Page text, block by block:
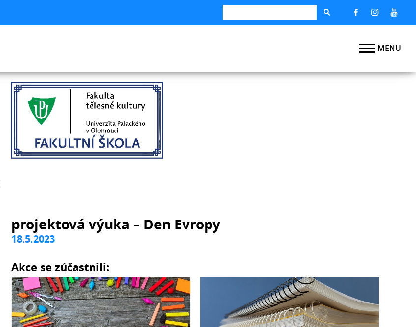
projektová výuka – Den Evropy
18.5.2023
Akce se zúčastnili: